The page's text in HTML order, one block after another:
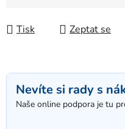
Tisk Zeptat se
Nevíte si rady s
Naše online podpora je tu